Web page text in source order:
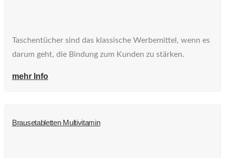
Taschentücher sind das klassische Werbemittel, wenn es
darum geht, die Bindung zum Kunden zu stärken.
mehr Info
Brausetabletten Multivitamin